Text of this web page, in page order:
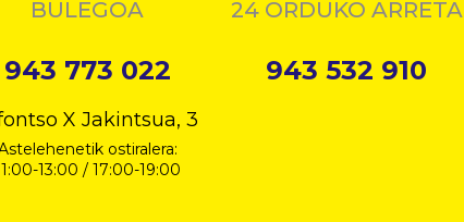
BULEGOA
943 773 022
X Jakintsua, 3
ostiralera:
13:00 / 17:00-19:00
24 ORDUKO ARRETA
943 532 910